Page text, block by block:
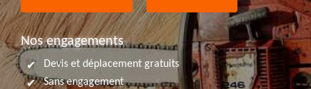
Nos engagements
Devis et déplacement gratuits
Sans engagement